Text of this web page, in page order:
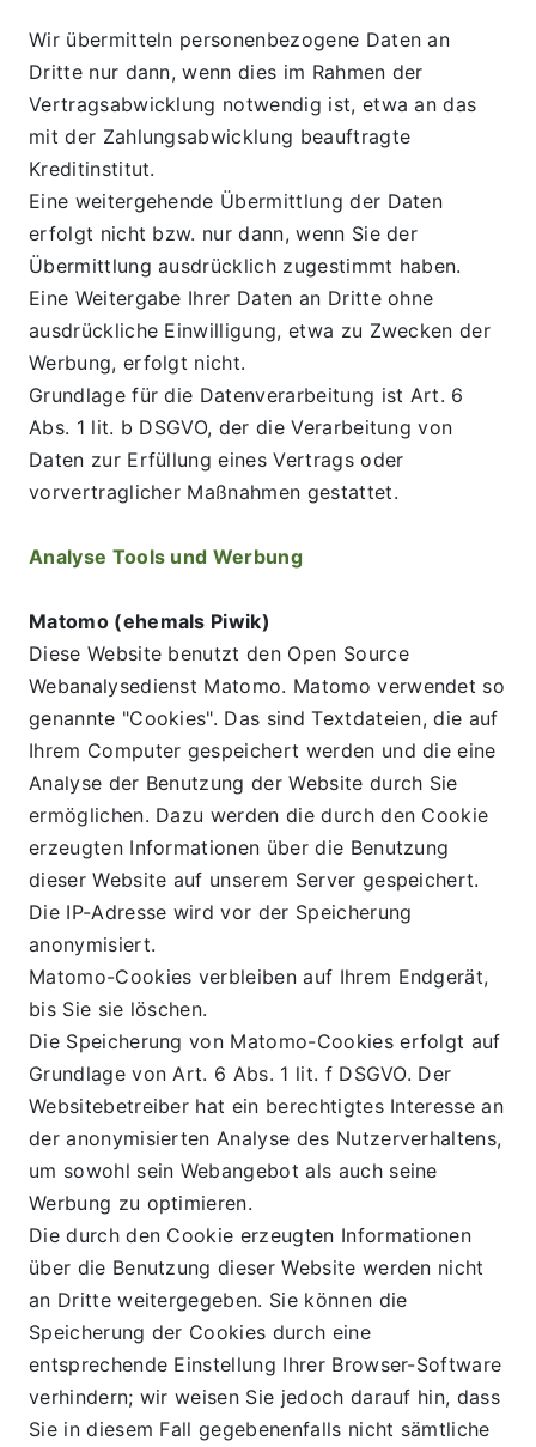
Wir übermitteln personenbezogene Daten an
Dritte nur dann, wenn dies im Rahmen der
Vertragsabwicklung notwendig ist, etwa an das
mit der Zahlungsabwicklung beauftragte
Kreditinstitut.
Eine weitergehende Übermittlung der Daten
erfolgt nicht bzw. nur dann, wenn Sie der
Übermittlung ausdrücklich zugestimmt haben.
Eine Weitergabe Ihrer Daten an Dritte ohne
ausdrückliche Einwilligung, etwa zu Zwecken der
Werbung, erfolgt nicht.
Grundlage für die Datenverarbeitung ist Art. 6
Abs. 1 lit. b DSGVO, der die Verarbeitung von
Daten zur Erfüllung eines Vertrags oder
vorvertraglicher Maßnahmen gestattet.
Analyse Tools und Werbung
Matomo (ehemals Piwik)
Diese Website benutzt den Open Source
Webanalysedienst Matomo. Matomo verwendet so
genannte "Cookies". Das sind Textdateien, die auf
Ihrem Computer gespeichert werden und die eine
Analyse der Benutzung der Website durch Sie
ermöglichen. Dazu werden die durch den Cookie
erzeugten Informationen über die Benutzung
dieser Website auf unserem Server gespeichert.
Die IP-Adresse wird vor der Speicherung
anonymisiert.
Matomo-Cookies verbleiben auf Ihrem Endgerät,
bis Sie sie löschen.
Die Speicherung von Matomo-Cookies erfolgt auf
Grundlage von Art. 6 Abs. 1 lit. f DSGVO. Der
Websitebetreiber hat ein berechtigtes Interesse an
der anonymisierten Analyse des Nutzerverhaltens,
um sowohl sein Webangebot als auch seine
Werbung zu optimieren.
Die durch den Cookie erzeugten Informationen
über die Benutzung dieser Website werden nicht
an Dritte weitergegeben. Sie können die
Speicherung der Cookies durch eine
entsprechende Einstellung Ihrer Browser-Software
verhindern; wir weisen Sie jedoch darauf hin, dass
Sie in diesem Fall gegebenenfalls nicht sämtliche